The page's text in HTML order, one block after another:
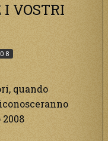
VOSTRI
quando